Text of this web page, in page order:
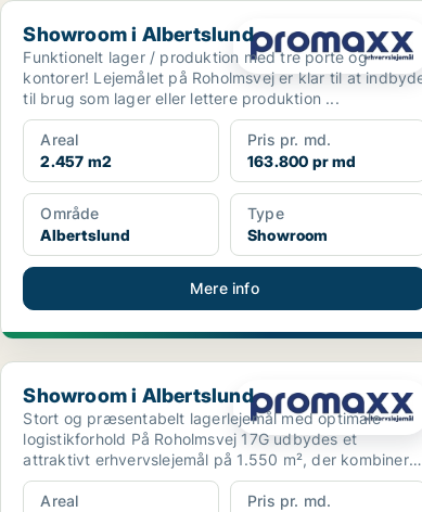
Showroom i Albertslund
Showroom i Albertslund
Funktionelt lager / produktion med tre porte og
kontorer! Lejemålet på Roholmsvej er klar til at indbyde
til brug som lager eller lettere produktion ...
Areal
2.457 m2
Pris pr. md.
163.800 pr md
Område
Albertslund
Type
Showroom
Mere info
Showroom i Albertslund
Showroom i Albertslund
Stort og præsentabelt lagerlejemål med optimale
logistikforhold På Roholmsvej 17G udbydes et
attraktivt erhvervslejemål på 1.550 m², der kombinerer
r...
Areal
Pris pr. md.